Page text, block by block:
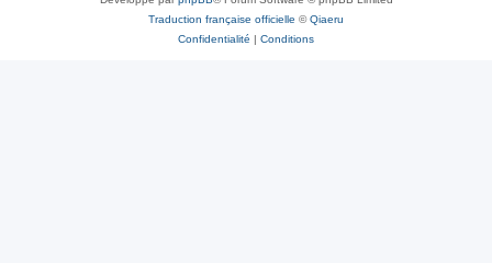
Traduction française officielle ©Qiaeru
Confidentialité | Conditions